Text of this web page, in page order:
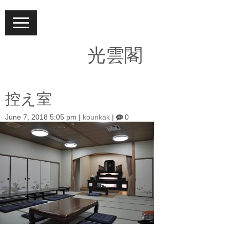
N
a
v
光雲閣
控え室
June 7, 2018 5:05 pm kounkak 0